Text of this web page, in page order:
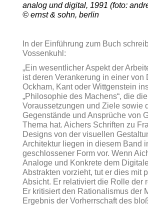
analog und digital, 1991 (foto:
© ernst & sohn, berlin
In der Einführung zum Buch
Vossenkuhl:
„Ein wesentlicher Aspekt der
ist deren Verankerung in einer von
Ockham, Kant oder Wittgenstein
„Philosophie des Machens“, die die
Voraussetzungen und Ziele sowie
Gegenstände und Ansprüche von
Thema hat. Aichers Schriften zu
Designs von der visuellen
Architektur liegen in diesem Band
geschlossener Form vor. Wenn
Analoge und Konkrete dem
Abstrakten vorzieht, tut er dies mit
Absicht. Er relativiert die Rolle der
Er kritisiert den Rationalismus der
Ergebnis der Vorherrschaft des